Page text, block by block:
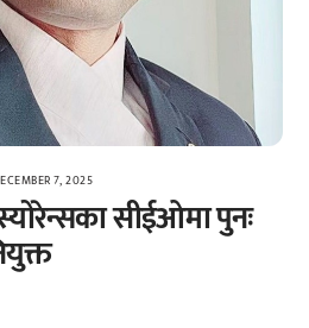
7, 2025
सीईओमा पुनः